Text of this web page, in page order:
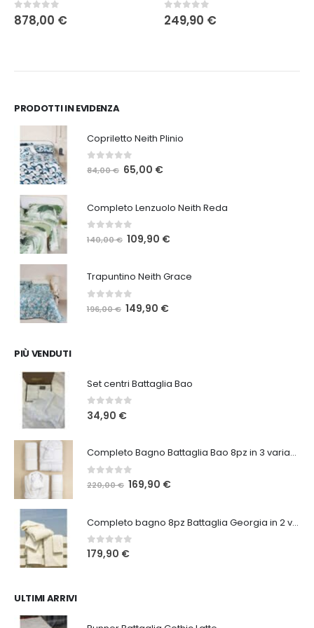
0 Su 5
878,00 € 0 Su 5
249,90 €
PRODOTTI IN EVIDENZA
Copriletto Neith Plinio
0 Su 5
84,00€ Il
era:
84,00 €.
65,00 €Il
è:
Completo Lenzuolo Neith Reda
0Su 5
140,00€ Il
era:
140,00 €.
109,90 €Il
è:
Trapuntino Neith Grace
0Su 5
196,00€ Il149,90 €Il
PIÙ VENDUTI
Set centri Battaglia Bao
0 Su 5
34,90 €
Completo Bagno Battaglia Bao 8pz in 3 varianti
0Su 5
220,00€ Il
era:
220,00 €.
169,90 €Il
è:
Completo bagno 8pz Battaglia Georgia in 2 varianti
0Su 5
179,90 €
ULTIMI ARRIVI